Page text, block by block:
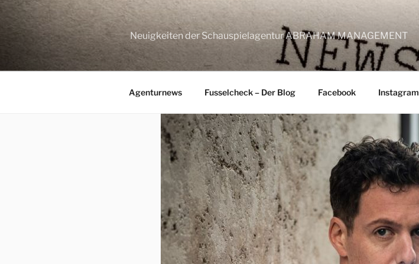
Zum
Inhalt
springen
Neuigkeiten der Schauspielagentur ABRAHAM MANAGEMENT
Agenturnews Fusselcheck – Der Blog Facebook Instagram